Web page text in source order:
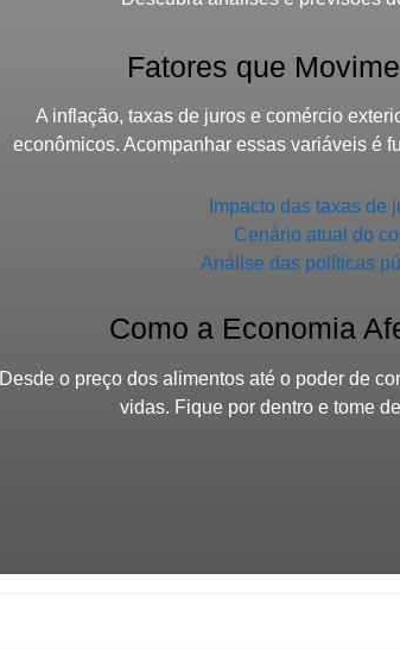
Fatores que
A inflação, taxas de juros e comércio
econômicos. Acompanhar essas variáveis é
Impacto das taxas de
Cenário atual do
Análise das políticas
Como a Economia
Desde o preço dos alimentos até o poder de
vidas. Fique por dentro e tome